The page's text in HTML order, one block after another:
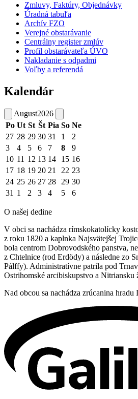
Zmluvy, Faktúry, Objednávky
Úradná tabuľa
Archív FZO
Verejné obstarávanie
Centrálny register zmlúv
Profil obstarávateľa ÚVO
Nakladanie s odpadmi
Voľby a referendá
Kalendár
August2026
Po Ut St Št Pia So Ne
27 28 29 30 31 1
2
3
4 5 6 7 8
9
10 11 12 13 14 15 16
17 18 19 20 21 22 23
24 25 26 27 28 29 30
31 1 2 3 4 5 6
O našej dedine
V obci sa nachádza rímskokatolícky
z roku 1820 a kaplnka Najsvätejšej
bola centrom Dobrovodského panstva,
z Chtelnice (rod Erdödy) a následne zo
Pálffy). Administratívne patrila pod
Ostrihomské arcibiskupstvo a
Nad obcou sa nachádza zrúcanina hradu